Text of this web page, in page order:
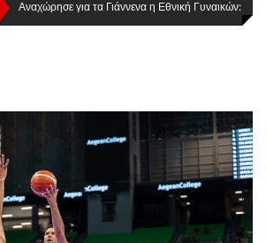
Οι Πάνθηρες Καβάλας στην Women Basketball
League 1
Αναχώρησε για τα Γιάννενα η Εθνική Γυναικών: